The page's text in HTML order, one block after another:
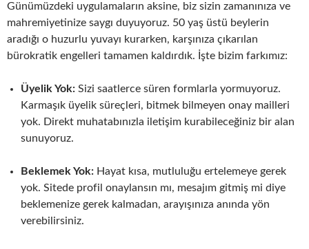
Günümüzdeki uygulamaların aksine, biz sizin zamanınıza ve
mahremiyetinize saygı duyuyoruz. 50 yaş üstü beylerin
aradığı o huzurlu yuvayı kurarken, karşınıza çıkarılan
bürokratik engelleri tamamen kaldırdık. İşte bizim farkımız:
Üyelik Yok: Sizi saatlerce süren formlarla yormuyoruz.
Karmaşık üyelik süreçleri, bitmek bilmeyen onay mailleri
yok. Direkt muhatabınızla iletişim kurabileceğiniz bir alan
sunuyoruz.
Beklemek Yok: Hayat kısa, mutluluğu ertelemeye gerek
yok. Sitede profil onaylansın mı, mesajım gitmiş mi diye
beklemenize gerek kalmadan, arayışınıza anında yön
verebilirsiniz.